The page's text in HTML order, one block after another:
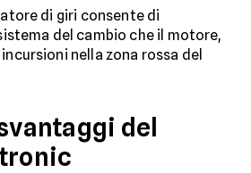
di giri consente di
del cambio che il motore,
nella zona rossa del
del